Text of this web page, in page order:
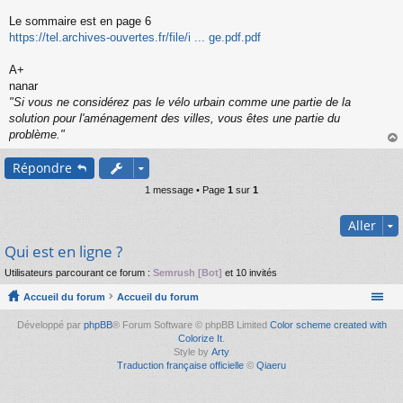
s
g
n
o
n
u
Le sommaire est en page 6
https://tel.archives-ouvertes.fr/file/i ... ge.pdf.pdf
A+
nanar
"Si vous ne considérez pas le vélo urbain comme une partie de la
solution pour l'aménagement des villes, vous êtes une partie du
problème."
au
Répondre
1 message • Page 1 sur 1
Aller
Qui est en ligne ?
Utilisateurs parcourant ce forum : Semrush [Bot] et 10 invités
Accueil du forum Accueil du forum
Développé par phpBB® Forum Software © phpBB Limited Color scheme created with
Colorize It
Style by Arty
Traduction française officielle © Qiaeru